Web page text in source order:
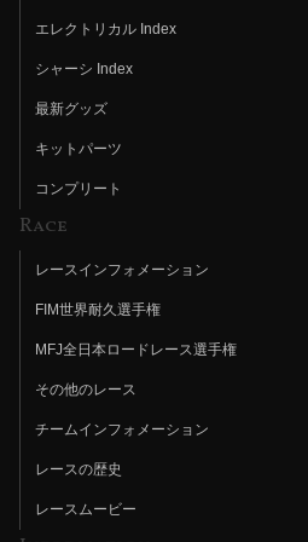
エレクトリカル Index
シャーシ Index
最新グッズ
キットパーツ
コンプリート
Race
レースインフォメーション
FIM世界耐久選手権
MFJ全日本ロードレース選手権
その他のレース
チームインフォメーション
レースの歴史
レースムービー